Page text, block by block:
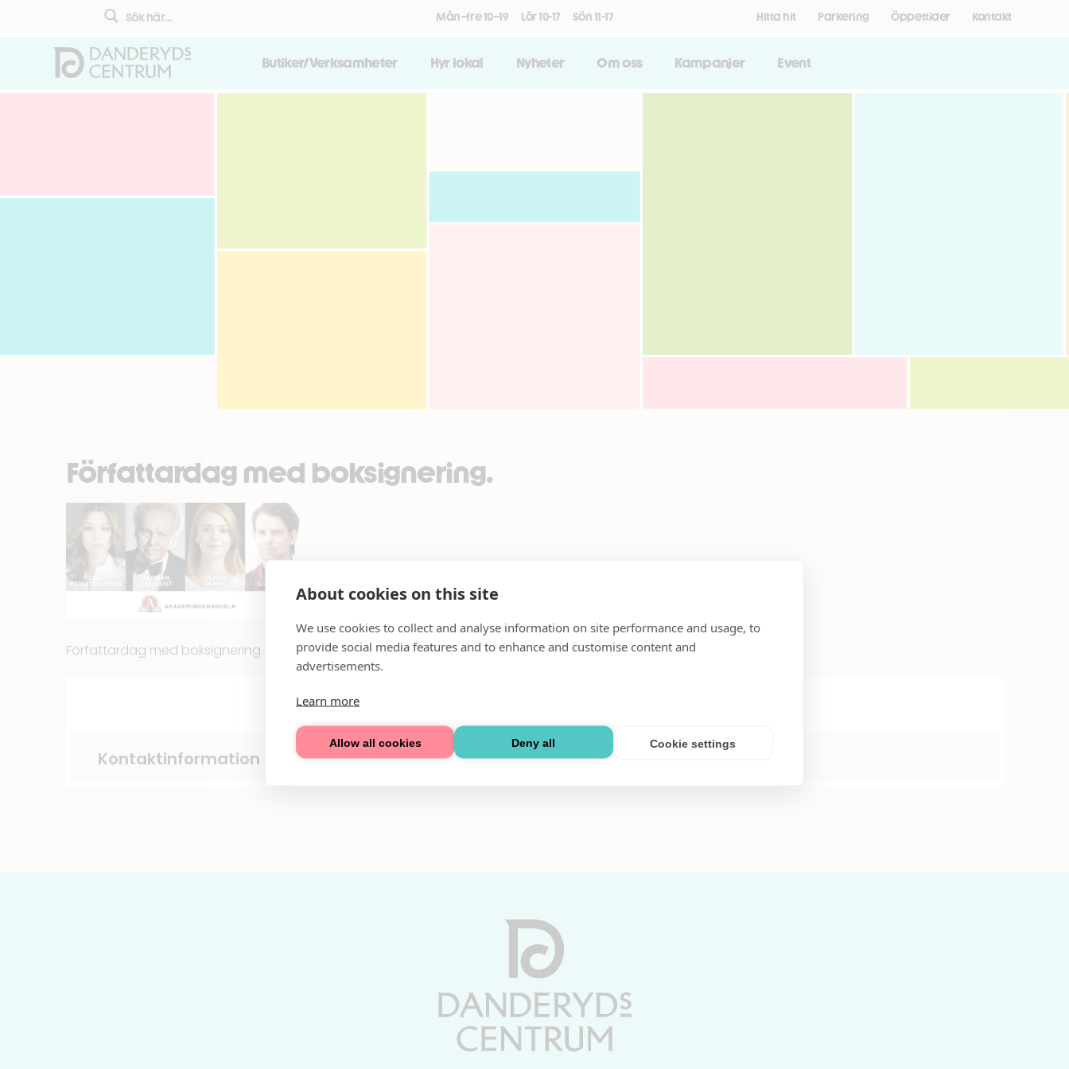
About cookies on this site
We use cookies to collect and analyse information on site performance and usage, to
provide social media features and to enhance and customise content and
advertisements.
Learn more
Allow all cookies Deny all Cookie settings
Mån–fre 10–19 Lör 10-17 Sön 11-17 Hitta hit Parkering Öppettider Kontakt
Butiker/Verksamheter Hyr lokal Nyheter Om oss Kampanjer Event
Författardag med boksignering.
Författardag med boksignering.
Kontaktinformation